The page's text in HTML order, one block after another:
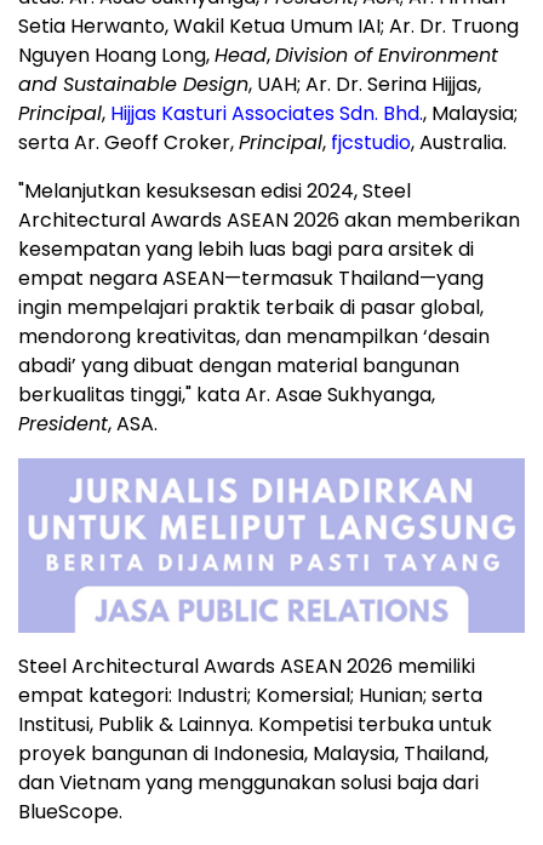
Setia Herwanto, Wakil Ketua Umum IAI; Ar. Dr. Truong
Nguyen Hoang Long,Head,Division of Environment
and Sustainable Design, UAH; Ar. Dr. Serina Hijjas,
Principal, Hijjas Kasturi Associates Sdn. Bhd., Malaysia;
serta Ar. Geoff Croker,Principal, fjcstudio,Australia.
"Melanjutkan kesuksesan edisi 2024, Steel
Architectural Awards ASEAN 2026 akan memberikan
kesempatan yang lebih luas bagi para arsitek di
empat negara ASEAN—termasuk Thailand—yang
ingin mempelajari praktik terbaik di pasar global,
mendorong kreativitas, dan menampilkan ‘desain
abadi’ yang dibuat dengan material bangunan
berkualitas tinggi," kata Ar. Asae Sukhyanga,
President, ASA.
Steel Architectural Awards ASEAN 2026 memiliki
empat kategori: Industri; Komersial; Hunian; serta
Institusi, Publik & Lainnya. Kompetisi terbuka untuk
proyek bangunan di Indonesia, Malaysia, Thailand,
danVietnamyang menggunakan solusi baja dari
BlueScope.